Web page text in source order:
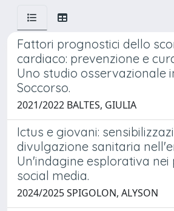
Fattori prognostici dello
cardiaco: prevenzione e
Uno studio osservazionale
Soccorso.
2021/2022 BALTES, GIULIA
Ictus e giovani:
divulgazione sanitaria
Un'indagine esplorativa nei
social media.
2024/2025 SPIGOLON, ALYSON